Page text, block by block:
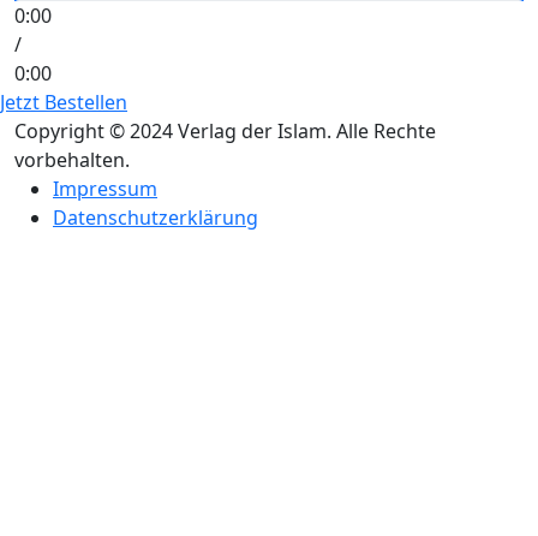
0:00
/
0:00
Jetzt Bestellen
Copyright © 2024 Verlag der Islam. Alle Rechte
vorbehalten.
Impressum
Datenschutzerklärung